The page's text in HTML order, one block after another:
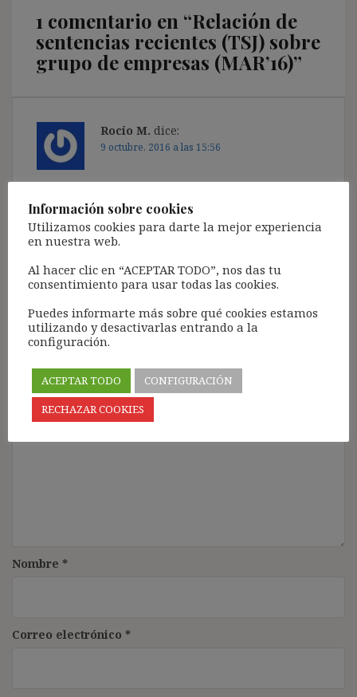
1 comentario en “Relación de
sentencias recientes (TSJ) sobre
grupo de empresas (MAR’16)”
Rocío M. dice:
9 octubre, 2016 a las 15:56
¡Se agradece mucho este blog!
Un saludo.
Responder
Deja una respuesta
Tu dirección de correo electrónico no será publicada.
Comentario*
Nombre *
Correo electrónico *
Información sobre cookies
Utilizamos cookies para darte la mejor experiencia
en nuestra web.
Al hacer clic en “ACEPTAR TODO”, nos das tu
consentimiento para usar todas las cookies.
Puedes informarte más sobre qué cookies estamos
utilizando y desactivarlas entrando a la
configuración.
ACEPTAR TODO
CONFIGURACIÓN
RECHAZAR COOKIES